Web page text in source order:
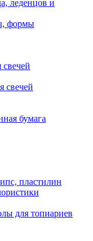
леденцов и
формы
свечей
бумага
пластилин
для топиариев